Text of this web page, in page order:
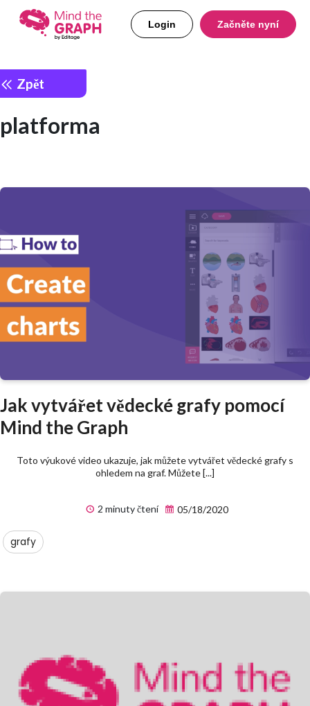
Login Začněte nyní
Zpět
platforma
Jak vytvářet vědecké grafy pomocí
Mind the Graph
Toto výukové video ukazuje, jak můžete vytvářet vědecké grafy s
ohledem na graf. Můžete [...]
2 minuty čtení 05/18/2020
grafy